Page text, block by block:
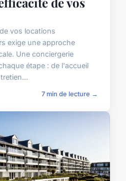
vos locations
exige une approche
Une conciergerie
étape : de l'accueil
7 min de lecture →